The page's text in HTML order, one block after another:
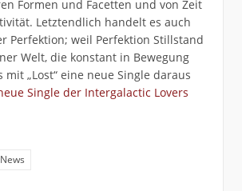
Formen und Facetten und von Zeit
Letztendlich handelt es auch
Perfektion; weil Perfektion Stillstand
Welt, die konstant in Bewegung
mit „Lost“ eine neue Single daraus
Single der Intergalactic Lovers
News